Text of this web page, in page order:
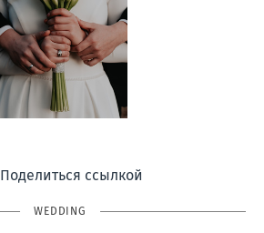
Поделиться ссылкой
WEDDING